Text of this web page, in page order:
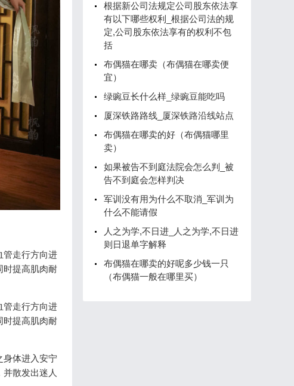
管走行方向进
时提高肌肉耐
管走行方向进
时提高肌肉耐
身体进入安宁
散发出迷人
根据新公司法规定公司股东依法享
有以下哪些权利_根据公司法的规
定,公司股东依法享有的权利不包
括
布偶猫在哪卖（布偶猫在哪卖便
宜）
绿豌豆长什么样_绿豌豆能吃吗
厦深铁路路线_厦深铁路沿线站点
布偶猫在哪卖的好（布偶猫哪里
卖）
如果被告不到庭法院会怎么判_被
告不到庭会怎样判决
军训没有用为什么不取消_军训为
什么不能请假
人之为学,不日进_人之为学,不日进
则日退单字解释
布偶猫在哪卖的好呢多少钱一只
（布偶猫一般在哪里买）